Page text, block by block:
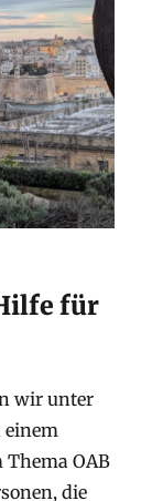
für
wir unter
einem
OAB
die